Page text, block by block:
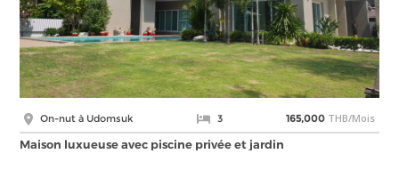
On-nut à Udomsuk 3 165,000 THB/Mois
Maison luxueuse avec piscine privée et jardin